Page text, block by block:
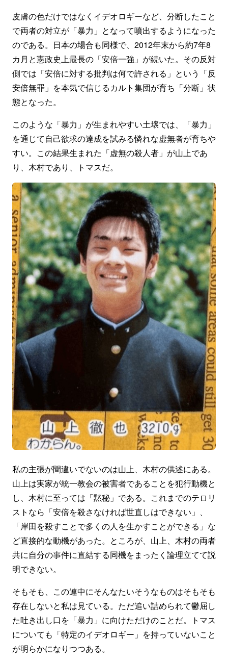
皮膚の色だけではなくイデオロギーなど、分断したこと
で両者の対立が「暴力」となって噴出するようになった
のである。日本の場合も同様で、2012年末から約7年8
カ月と憲政史上最長の「安倍一強」が続いた。その反対
側では「安倍に対する批判は何で許される」という「反
安倍無罪」を本気で信じるカルト集団が育ち「分断」状
態となった。
このような「暴力」が生まれやすい土壌では、「暴力」
を通じて自己欲求の達成を試みる憐れな虚無者が育ちや
すい。この結果生まれた「虚無の殺人者」が山上であ
り、木村であり、トマスだ。
私の主張が間違いでないのは山上、木村の供述にある。
山上は実家が統一教会の被害者であることを犯行動機と
し、木村に至っては「黙秘」である。これまでのテロリ
ストなら「安倍を殺さなければ世直しはできない」、
「岸田を殺すことで多くの人を生かすことができる」な
ど直接的な動機があった。ところが、山上、木村の両者
共に自分の事件に直結する同機をまったく論理立てて説
明できない。
そもそも、この連中にそんなたいそうなものはそもそも
存在しないと私は見ている。ただ追い詰められて鬱屈し
た吐き出し口を「暴力」に向けただけのことだ。トマス
についても「特定のイデオロギー」を持っていないこと
が明らかになりつつある。